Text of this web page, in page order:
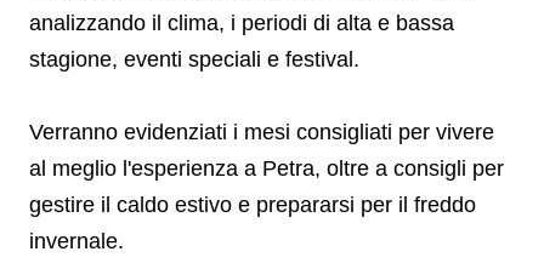
analizzando il clima, i periodi di alta e bassa
stagione, eventi speciali e festival.
Verranno evidenziati i mesi consigliati per vivere
al meglio l'esperienza a Petra, oltre a consigli per
gestire il caldo estivo e prepararsi per il freddo
invernale.